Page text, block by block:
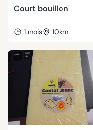
Court bouillon
1 mois 10km